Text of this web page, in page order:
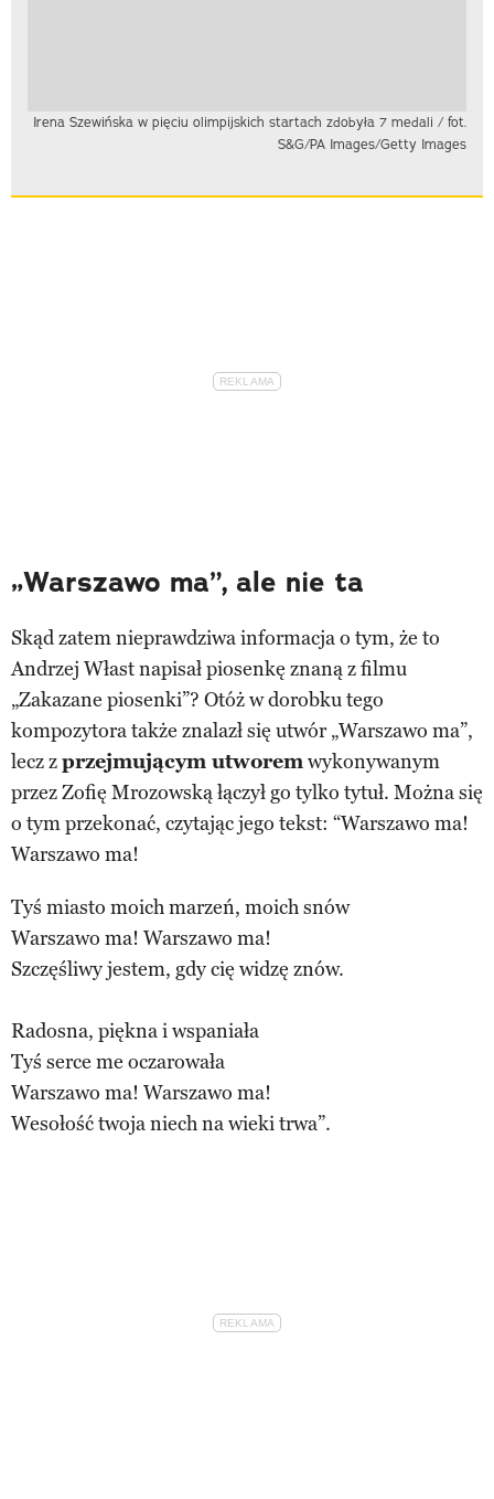
Irena Szewińska w pięciu olimpijskich startach zdobyła 7 medali / fot.
S&G/PA Images/Getty Images
„Warszawo ma”, ale nie ta
Skąd zatem nieprawdziwa informacja o tym, że to
Andrzej Włast napisał piosenkę znaną z filmu
„Zakazane piosenki”? Otóż w dorobku tego
kompozytora także znalazł się utwór „Warszawo ma”,
lecz zprzejmującym utworemwykonywanym
przez Zofię Mrozowską łączył go tylko tytuł. Można się
o tym przekonać, czytając jego tekst: “Warszawo ma!
Warszawo ma!
Tyś miasto moich marzeń, moich snów
Warszawo ma! Warszawo ma!
Szczęśliwy jestem, gdy cię widzę znów.
Radosna, piękna i wspaniała
Tyś serce me oczarowała
Warszawo ma! Warszawo ma!
Wesołość twoja niech na wieki trwa”.